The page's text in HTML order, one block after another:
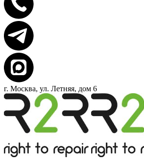
г. Москва, ул. Летняя, дом 6